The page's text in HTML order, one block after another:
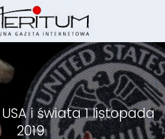
i świata 1 listopada
2019